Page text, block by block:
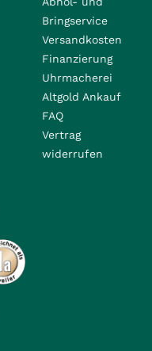
Bringservice
Versandkosten
Finanzierung
Uhrmacherei
Altgold Ankauf
FAQ
Vertrag
widerrufen